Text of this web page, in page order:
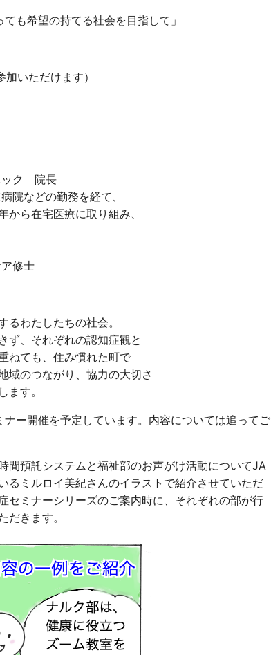
希望の持てる社会を目指して」
いただけます）
ック 院長
院などの勤務を経て、
ら在宅医療に取り組み、
修士
わたしたちの社会。
ず、それぞれの認知症観と
ねても、住み慣れた町で
域のつながり、協力の大切さ
ます。
ー開催を予定しています。内容については追ってご
間預託システムと福祉部のお声がけ活動についてJA
るミルロイ美紀さんのイラストで紹介させていただ
セミナーシリーズのご案内時に、それぞれの部が行
だきます。